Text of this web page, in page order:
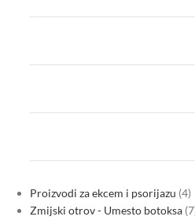
Proizvodi za ekcem i psorijazu 4
Zmijski otrov - Umesto botoksa 7